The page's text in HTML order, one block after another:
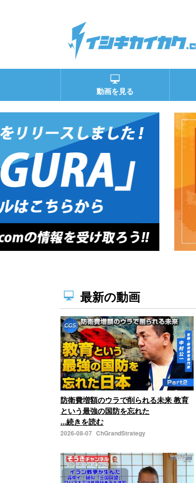
動画を見る
最新の動画
防衛費増額のウラで削られる未来 教育
という最強の国防を忘れた
...続きを読む
2026-08-07 ChGrandStrategy